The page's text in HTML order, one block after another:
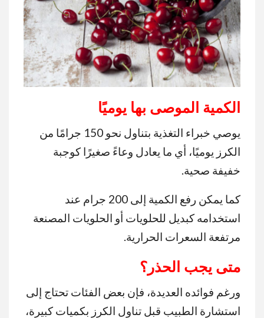
الكمية الموصى بها يوميًا
يوصي خبراء التغذية بتناول نحو 150 جرامًا من
الكرز يوميًا، أي ما يعادل وعاءً صغيرًا كوجبة
خفيفة صحية.
كما يمكن رفع الكمية إلى 200 جرام عند
استخدامه كبديل للحلويات أو الحلويات المصنعة
مرتفعة السعرات الحرارية.
متى يجب الحذر؟
ورغم فوائده العديدة، فإن بعض الفئات تحتاج إلى
استشارة الطبيب قبل تناول الكرز بكميات كبيرة،